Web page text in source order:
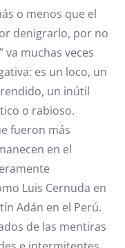
o menos que el
denigrarlo, por no
va muchas veces
es un loco, un
un inútil
o rabioso.
fueron más
en el
Luis Cernuda en
Adán en el Perú.
de las mentiras